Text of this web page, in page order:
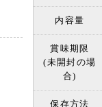
内容量
賞味期限
(未開封の場
合)
保存方法